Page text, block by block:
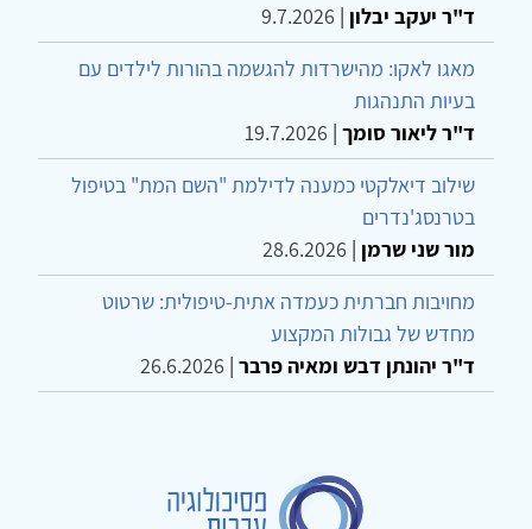
ד"ר יעקב יבלון |
9.7.2026
מאגו לאקו: מהישרדות להגשמה בהורות לילדים עם
בעיות התנהגות
ד"ר ליאור סומך |
19.7.2026
שילוב דיאלקטי כמענה לדילמת "השם המת" בטיפול
בטרנסג'נדרים
מור שני שרמן |
28.6.2026
מחויבות חברתית כעמדה אתית-טיפולית: שרטוט
מחדש של גבולות המקצוע
ד"ר יהונתן דבש ומאיה פרבר |
26.6.2026